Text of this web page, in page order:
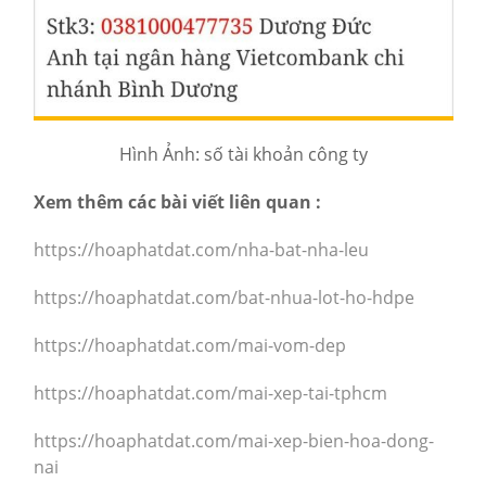
Hình Ảnh: số tài khoản công ty
Xem thêm các bài viết liên quan :
https://hoaphatdat.com/nha-bat-nha-leu
https://hoaphatdat.com/bat-nhua-lot-ho-hdpe
https://hoaphatdat.com/mai-vom-dep
https://hoaphatdat.com/mai-xep-tai-tphcm
https://hoaphatdat.com/mai-xep-bien-hoa-dong-
nai